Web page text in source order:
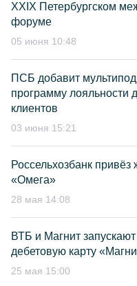
XXIX Петербургском
форуме
05 июня 10:48
ПСБ добавит
программу лояльности
клиентов
03 июня 15:21
Россельхозбанк
«Омега»
28 мая 14:08
ВТБ и Магнит
дебетовую карту
25 мая 15:00